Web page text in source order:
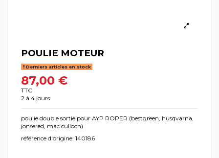
POULIE MOTEUR
Derniers articles en stock
87,00 €
TTC
2 à 4 jours
poulie double sortie pour AYP ROPER (bestgreen, husqvarna,
jonsered, mac culloch)
référence d'origine: 140186